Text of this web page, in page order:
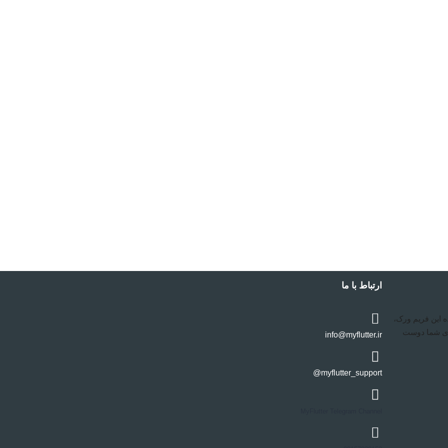
این فریم ورک،
شما دوست
ارتباط با ما
info@myflutter.ir
myflutter_support@